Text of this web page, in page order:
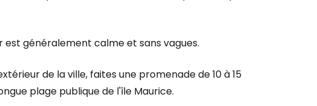
généralement calme et sans vagues.
de la ville, faites une promenade de 10 à 15
plage publique de l'île Maurice.